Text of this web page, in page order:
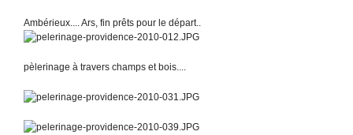
Ambérieux.... Ars, fin prêts pour le départ..
pèlerinage à travers champs et bois....